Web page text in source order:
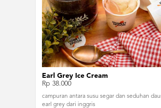
Earl Grey Ice Cream
Rp 38.000
campuran antara susu segar dan seduhan
earl grey dari inggris